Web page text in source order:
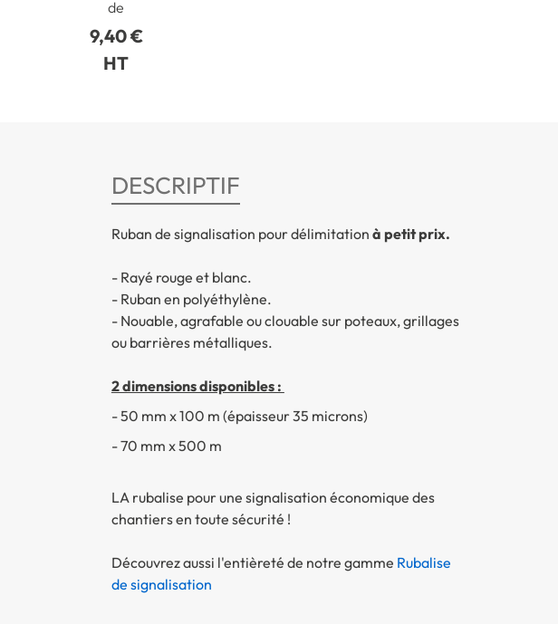
de
9,40 €
HT
DESCRIPTIF
Ruban de signalisation pour délimitation à petit prix.
- Rayé rouge et blanc.
- Ruban en polyéthylène.
- Nouable, agrafable ou clouable sur poteaux, grillages
ou barrières métalliques.
2 dimensions disponibles :
- 50 mm x 100 m (épaisseur 35 microns)
- 70 mm x 500 m
LA rubalise pour une signalisation économique des
chantiers en toute sécurité !
Découvrez aussi l'entièreté de notre gamme Rubalise
de signalisation